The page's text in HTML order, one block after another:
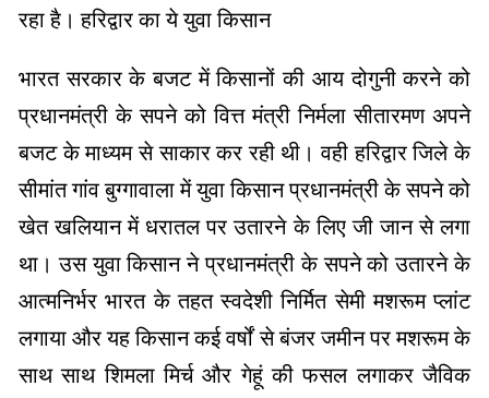
रहा है। हरिद्वार का ये युवा किसान
भारत सरकार के बजट में किसानों की आय दोगुनी करने को
प्रधानमंत्री के सपने को वित्त मंत्री निर्मला सीतारमण अपने
बजट के माध्यम से साकार कर रही थी। वही हरिद्वार जिले के
सीमांत गांव बुग्गावाला में युवा किसान प्रधानमंत्री के सपने को
खेत खलियान में धरातल पर उतारने के लिए जी जान से लगा
था। उस युवा किसान ने प्रधानमंत्री के सपने को उतारने के
आत्मनिर्भर भारत के तहत स्वदेशी निर्मित सेमी मशरूम प्लांट
लगाया और यह किसान कई वर्षों से बंजर जमीन पर मशरूम के
साथ साथ शिमला मिर्च और गेहूं की फसल लगाकर जैविक